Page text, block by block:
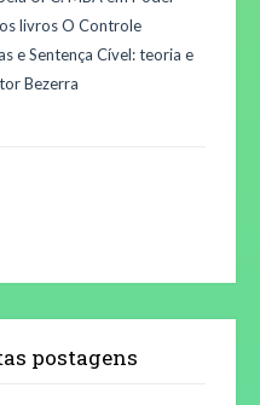
livros O Controle
e Sentença Cível: teoria e
Bezerra
postagens